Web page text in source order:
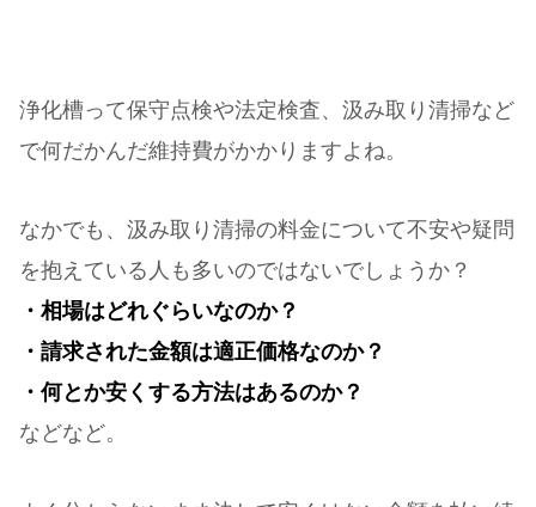
浄化槽って保守点検や法定検査、汲み取り清掃など
で何だかんだ維持費がかかりますよね。
なかでも、汲み取り清掃の料金について不安や疑問
を抱えている人も多いのではないでしょうか？
・相場はどれぐらいなのか？
・請求された金額は適正価格なのか？
・何とか安くする方法はあるのか？
などなど。